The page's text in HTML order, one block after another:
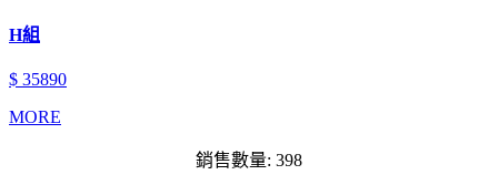
H組
$ 35890
MORE
銷售數量: 398